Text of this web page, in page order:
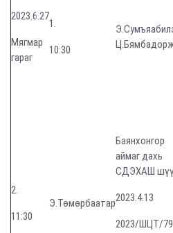
2023.6.27
Мягмар
гараг
1.
10:30
2.
11:30
Э.Төмөрбаатар
Баянхонгор
аймаг дахь
СДЭХАШ
2023.4.13
2023/ШЦТ/79